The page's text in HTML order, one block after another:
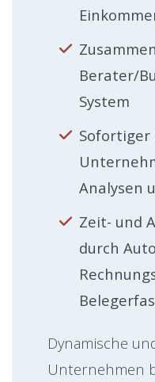
Berater/
System
Analysen
Zeit- und
durch
Dynamische
Unternehmen